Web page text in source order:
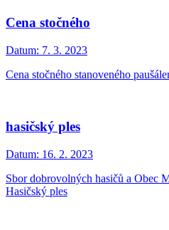
Cena stočného
Datum: 7. 3. 2023
Cena stočného stanoveného
hasičský ples
Datum: 16. 2. 2023
Sbor dobrovolných hasičů a Obec
Hasičský ples